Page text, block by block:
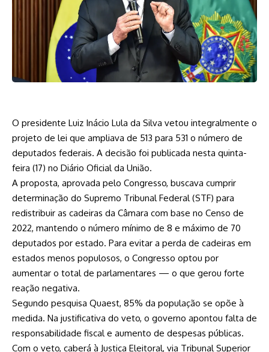
O presidente Luiz Inácio Lula da Silva vetou integralmente o
projeto de lei que ampliava de 513 para 531 o número de
deputados federais. A decisão foi publicada nesta quinta-
feira (17) no Diário Oficial da União.
A proposta, aprovada pelo Congresso, buscava cumprir
determinação do Supremo Tribunal Federal (STF) para
redistribuir as cadeiras da Câmara com base no Censo de
2022, mantendo o número mínimo de 8 e máximo de 70
deputados por estado. Para evitar a perda de cadeiras em
estados menos populosos, o Congresso optou por
aumentar o total de parlamentares — o que gerou forte
reação negativa.
Segundo pesquisa Quaest, 85% da população se opõe à
medida. Na justificativa do veto, o governo apontou falta de
responsabilidade fiscal e aumento de despesas públicas.
Com o veto, caberá à Justiça Eleitoral, via Tribunal Superior